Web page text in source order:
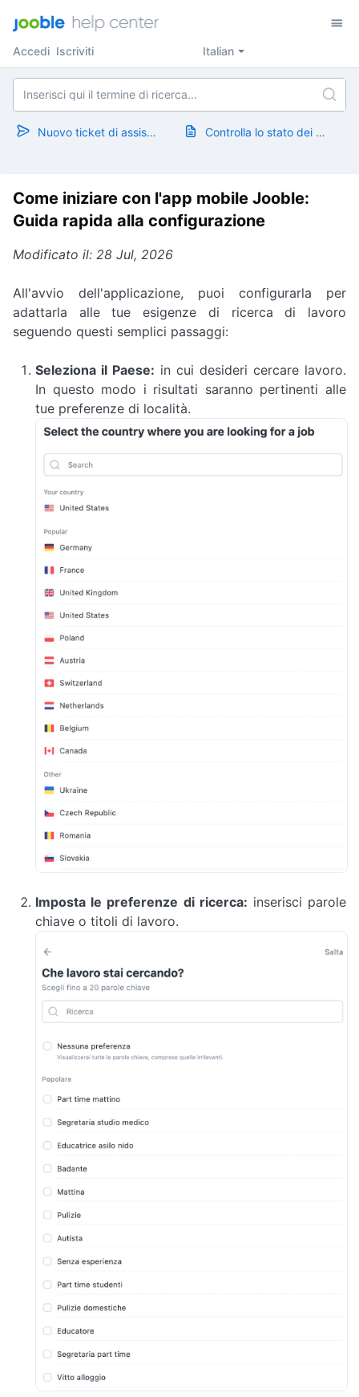
Italian
Accedi Iscriviti
Nuovo ticket di assistenza Controlla lo stato dei ticket
Come iniziare con l'app mobile Jooble:
Guida rapida alla configurazione
Modificato il: 28 Jul, 2026
All'avvio dell'applicazione, puoi configurarla per
adattarla alle tue esigenze di ricerca di lavoro
seguendo questi semplici passaggi:
Seleziona il Paese: in cui desideri cercare lavoro.
In questo modo i risultati saranno pertinenti alle
tue preferenze di località.
Imposta le preferenze di ricerca: inserisci parole
chiave o titoli di lavoro.